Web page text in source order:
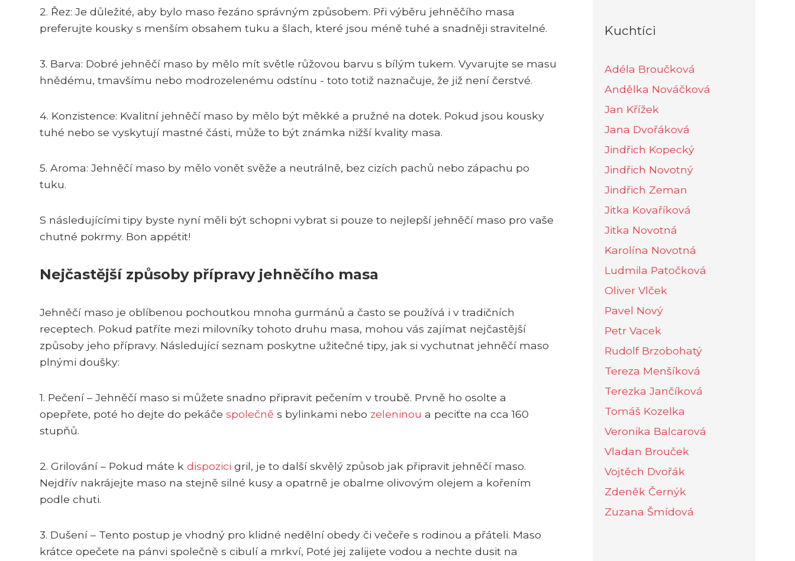
2. Řez: Je důležité, aby bylo maso řezáno správným způsobem. Při výběru jehněčího masa
preferujte kousky s menším obsahem tuku a šlach, které jsou méně tuhé a snadněji stravitelné.
3. Barva: Dobré jehněčí maso by mělo mít světle růžovou barvu s bílým tukem. Vyvarujte se masu
hnědému, tmavšímu nebo modrozelenému odstínu - toto totiž naznačuje, že již není čerstvé.
4. Konzistence: Kvalitní jehněčí maso by mělo být měkké a pružné na dotek. Pokud jsou kousky
tuhé nebo se vyskytují mastné části, může to být známka nižší kvality masa.
5. Aroma: Jehněčí maso by mělo vonět svěže a neutrálně, bez cizích pachů nebo zápachu po
tuku.
S následujícími tipy byste nyní měli být schopni vybrat si pouze to nejlepší jehněčí maso pro vaše
chutné pokrmy. Bon appétit!
Nejčastější způsoby přípravy jehněčího masa
Jehněčí maso je oblíbenou pochoutkou mnoha gurmánů a často se používá i v tradičních
receptech. Pokud patříte mezi milovníky tohoto druhu masa, mohou vás zajímat nejčastější
způsoby jeho přípravy. Následující seznam poskytne užitečné tipy, jak si vychutnat jehněčí maso
plnými doušky:
1. Pečení – Jehněčí maso si můžete snadno připravit pečením v troubě. Prvně ho osolte a
opepřete, poté ho dejte do pekáče společně s bylinkami nebo zeleninou a peciťte na cca 160
stupňů.
2. Grilování – Pokud máte k dispozici gril, je to další skvělý způsob jak připravit jehněčí maso.
Nejdřív nakrájejte maso na stejně silné kusy a opatrně je obalme olivovým olejem a kořením
podle chuti.
3. Dušení – Tento postup je vhodný pro klidné nedělní obedy či večeře s rodinou a přáteli. Maso
krátce opečete na pánvi společně s cibulí a mrkví, Poté jej zalijete vodou a nechte dusit na
Kuchtíci
Adéla Broučková
Andělka Nováčková
Jan Křížek
Jana Dvořáková
Jindřich Kopecký
Jindřich Novotný
Jindřich Zeman
Jitka Kovaříková
Jitka Novotná
Karolína Novotná
Ludmila Patočková
Oliver Vlček
Pavel Nový
Petr Vacek
Rudolf Brzobohatý
Tereza Menšíková
Terezka Jančíková
Tomáš Kozelka
Veronika Balcarová
Vladan Brouček
Vojtěch Dvořák
Zdeněk Černýk
Zuzana Šmídová